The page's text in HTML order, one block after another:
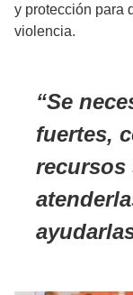
y protección para
violencia.
Se
fuertes,
recursos